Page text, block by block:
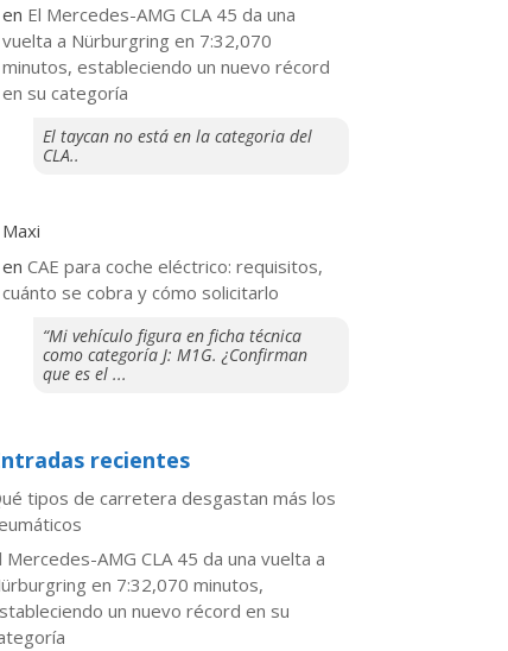
en El Mercedes-AMG CLA 45 da una
vuelta a Nürburgring en 7:32,070
minutos, estableciendo un nuevo récord
en su categoría
El taycan no está en la categoria del
CLA..
Maxi
enCAE para coche eléctrico: requisitos,
cuánto se cobra y cómo solicitarlo
“Mi vehículo figura en ficha técnica
como categoría J: M1G. ¿Confirman
que es el ...
recientes
tipos de carretera desgastan más los
Mercedes-AMG CLA 45 da una vuelta a
en 7:32,070 minutos,
un nuevo récord en su